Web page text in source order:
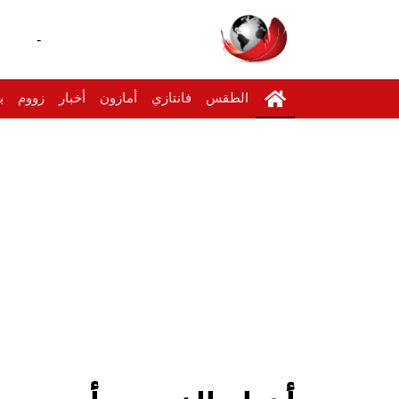
-
الطقس فانتازي أمازون أخبار زووم